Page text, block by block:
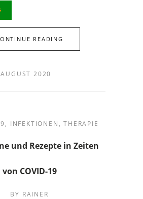
READING
2020
, INFEKTIONEN ,THERAPIE
und Rezepte in Zeiten
von COVID-19
BY RAINER